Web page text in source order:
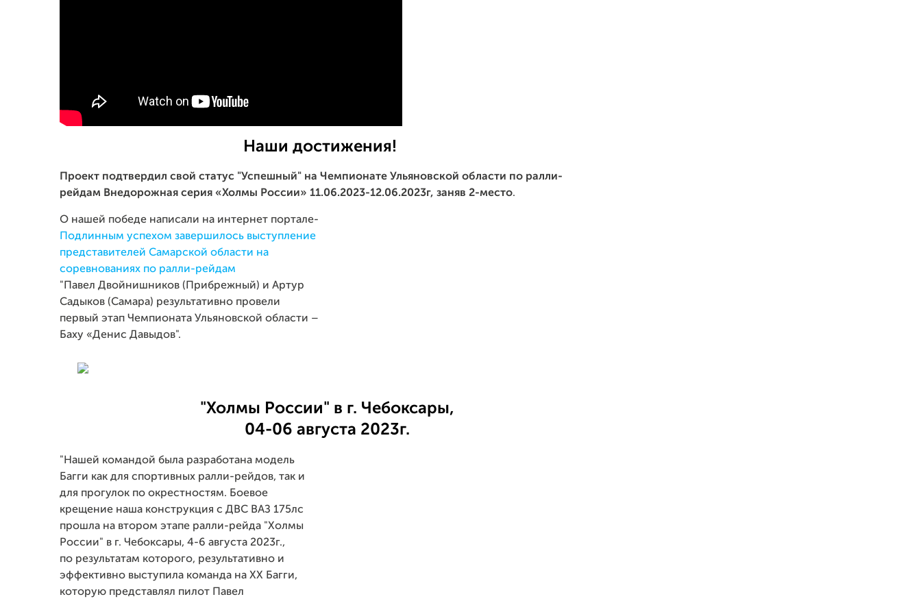
Наши достижения!
Проект подтвердил свой статус "Успешный" на Чемпионате Ульяновской области по ралли-
рейдам Внедорожная серия «Холмы России» 11.06.2023-12.06.2023г, заняв 2-место.
О нашей победе написали на интернет портале-
Подлинным успехом завершилось выступление
представителей Самарской области на
соревнованиях по ралли-рейдам
"Павел Двойнишников (Прибрежный) и Артур
Садыков (Самара) результативно провели
первый этап Чемпионата Ульяновской области –
Баху «Денис Давыдов".
"Холмы России" в г. Чебоксары,
04-06 августа 2023г.
"Нашей командой была разработана модель
Багги как для спортивных ралли-рейдов, так и
для прогулок по окрестностям. Боевое
крещение наша конструкция с ДВС ВАЗ 175лс
прошла на втором этапе ралли-рейда "Холмы
России" в г. Чебоксары, 4-6 августа 2023г.,
по результатам которого, результативно и
эффективно выступила команда на ХХ Багги,
которую представлял пилот Павел